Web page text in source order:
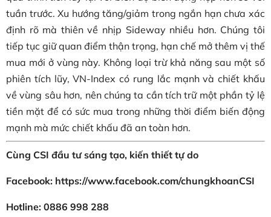
tuần trước. Xu hướng tăng/giảm trong ngắn hạn chưa xác
định rõ mà thiên về nhịp Sideway nhiều hơn. Chúng tôi
tiếp tục giữ quan điểm thận trọng, hạn chế mở thêm vị thế
mua mới ở vùng này. Không loại trừ khả năng sau một số
phiên tích lũy, VN-Index có rung lắc mạnh và chiết khấu
về vùng sâu hơn, nên chúng ta cần tích trữ một phần tỷ lệ
tiền mặt để có sức mua trong những thời điểm biến động
mạnh mà mức chiết khấu đã an toàn hơn.
Cùng CSI đầu tư sáng tạo, kiến thiết tự do
Facebook: https://www.facebook.com/chungkhoanCSI
Hotline: 0886 998 288